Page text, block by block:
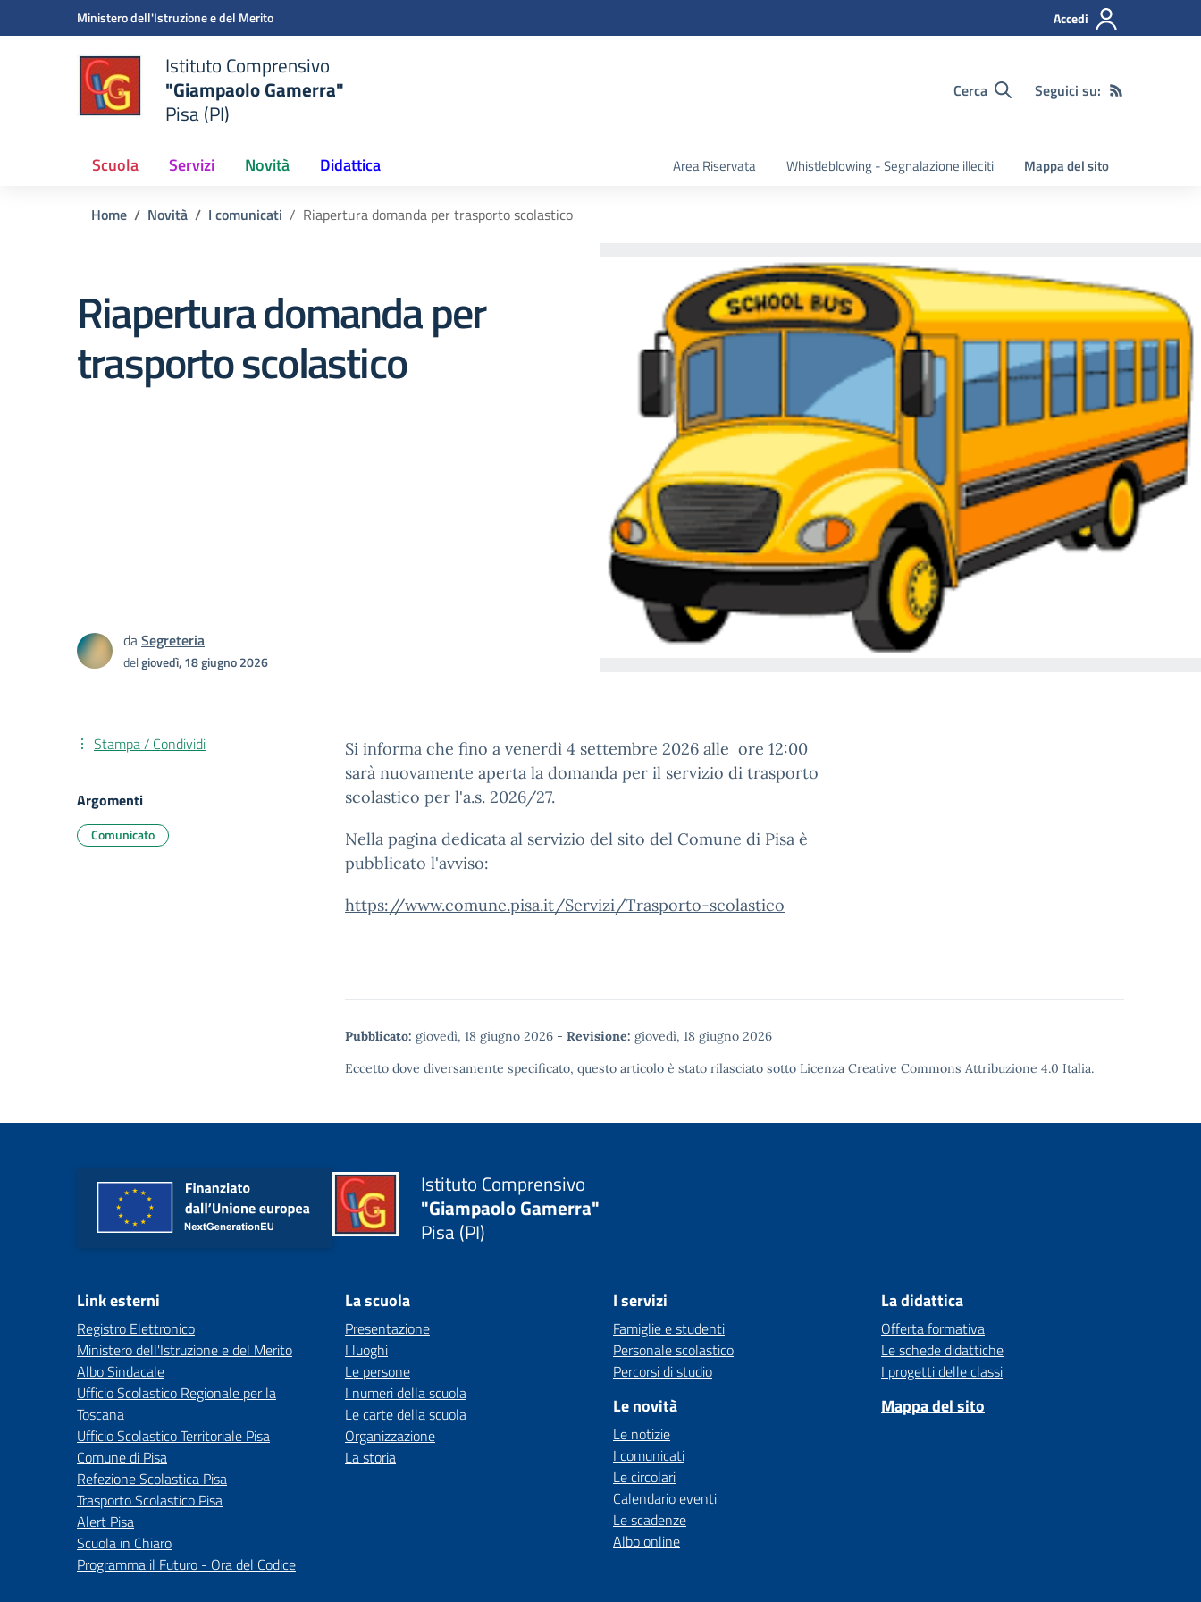
Vai ai contenuti
Vai al menu di navigazioneMinistero dell'Istruzione e del Merito Accedi
Istituto Comprensivo
"Giampaolo Gamerra"
Pisa (PI)
Cerca Seguici su:
Scuola Servizi Novità Didattica Area Riservata Whistleblowing - Segnalazione illeciti Mappa del sito
Home Novità I comunicati Riapertura domanda per trasporto scolastico
Riapertura domanda per
trasporto scolastico
daSegreteria
delgiovedì, 18 giugno 2026
Si informa che fino a venerdì 4 settembre 2026 alle ore 12:00
sarà nuovamente aperta la domanda per il servizio di trasporto
scolastico per l'a.s. 2026/27.
Nella pagina dedicata al servizio del sito del Comune di Pisa è
pubblicato l'avviso:
https://www.comune.pisa.it/Servizi/Trasporto-scolastico
Pubblicato: giovedì, 18 giugno 2026 - Revisione: giovedì, 18 giugno 2026
Eccetto dove diversamente specificato, questo articolo è stato rilasciato sotto Licenza Creative Commons Attribuzione 4.0 Italia.
Stampa / Condividi
Argomenti
Comunicato
Istituto Comprensivo
"Giampaolo Gamerra"
Pisa (PI)
Link esterni
Registro Elettronico
Ministero dell'Istruzione e del Merito
Albo Sindacale
Ufficio Scolastico Regionale per la
Toscana
Ufficio Scolastico Territoriale Pisa
Comune di Pisa
Refezione Scolastica Pisa
Trasporto Scolastico Pisa
Alert Pisa
Scuola in Chiaro
Programma il Futuro - Ora del Codice
La scuola
Presentazione
I luoghi
Le persone
I numeri della scuola
Le carte della scuola
Organizzazione
La storia
I servizi
Famiglie e studenti
Personale scolastico
Percorsi di studio
Le novità
Le notizie
I comunicati
Le circolari
Calendario eventi
Le scadenze
Albo online
La didattica
Offerta formativa
Le schede didattiche
I progetti delle classi
Mappa del sito